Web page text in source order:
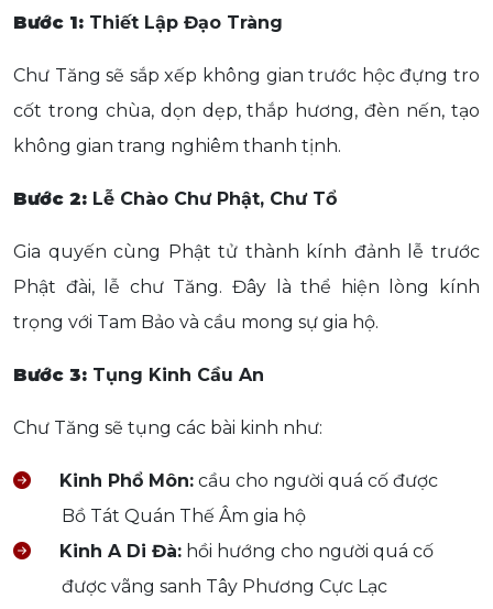
Bước 1: Thiết Lập Đạo Tràng
Chư Tăng sẽ sắp xếp không gian trước hộc đựng tro
cốt trong chùa, dọn dẹp, thắp hương, đèn nến, tạo
không gian trang nghiêm thanh tịnh.
Bước 2: Lễ Chào Chư Phật, Chư Tổ
Gia quyến cùng Phật tử thành kính đảnh lễ trước
Phật đài, lễ chư Tăng. Đây là thể hiện lòng kính
trọng với Tam Bảo và cầu mong sự gia hộ.
Bước 3: Tụng Kinh Cầu An
Chư Tăng sẽ tụng các bài kinh như:
Kinh Phổ Môn: cầu cho người quá cố được
Bồ Tát Quán Thế Âm gia hộ
Kinh A Di Đà: hồi hướng cho người quá cố
được vãng sanh Tây Phương Cực Lạc